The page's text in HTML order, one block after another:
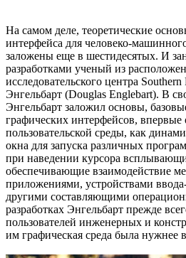
На самом деле, теоретические
интерфейса для человеко-
заложены еще в шестидесятых. И
разработками ученый из
исследовательского центра
Энгельбарт (Douglas Englebart). В
Энгельбарт заложил основы,
графических интерфейсов, впервые
пользовательской среды, как
окна для запуска различных
при наведении курсора
обеспечивающие взаимодействие
приложениями, устройствами
другими составляющими
разработках Энгельбарт прежде
пользователей инженерных и
им графическая среда была нужнее